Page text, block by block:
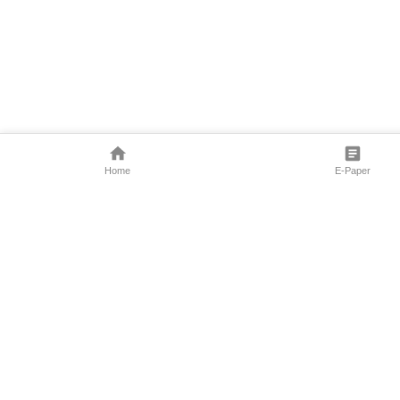
Home E-Paper